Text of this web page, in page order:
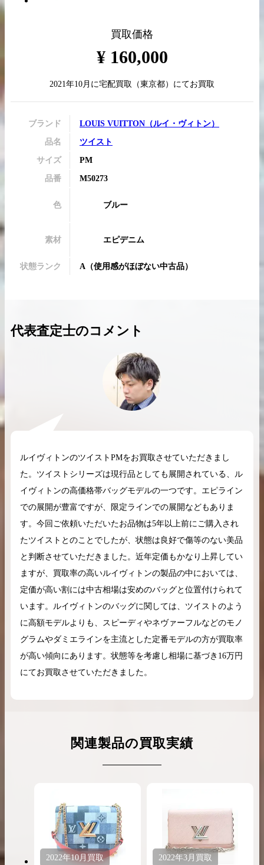
買取実績はこちらから
バーキン相場解説 ケリー相場解
コラムをさらにみる
買取価格
¥ 160,000
2021年10月 に宅配買取 （東京都）にてお買取
ブランド LOUIS VUITTON （ルイ・ヴィトン）
品名 ツイスト
サイズ PM
品番 M50273
色 ブルー
素材 エピデニム
状態ランク A （使用感がほぼない中古品）
代表査定士のコメント
ルイヴィトンのツイストPMをお買取させていただきまし
た。ツイストシリーズは現行品としても展開されている、ル
イヴィトンの高価格帯バッグモデルの一つです。エピライン
での展開が豊富ですが、限定ラインでの展開などもありま
す。今回ご依頼いただいたお品物は5年以上前にご購入され
たツイストとのことでしたが、状態は良好で傷等のない美品
と判断させていただきました。近年定価もかなり上昇してい
ますが、買取率の高いルイヴィトンの製品の中においては、
定価が高い割には中古相場は安めのバッグと位置付けられて
います。ルイヴィトンのバッグに関しては、ツイストのよう
に高額モデルよりも、スピーディやネヴァーフルなどのモノ
グラムやダミエラインを主流とした定番モデルの方が買取率
が高い傾向にあります。状態等を考慮し相場に基づき16万円
にてお買取させていただきました。
関連製品の買取実績
2022年10月買取 2022年3月 買取